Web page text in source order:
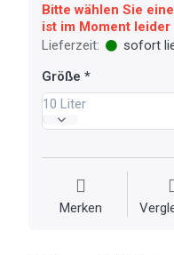
Bitte wählen Sie
ist im Moment
Lieferzeit:
sofort
Größe
10 Liter
Merken